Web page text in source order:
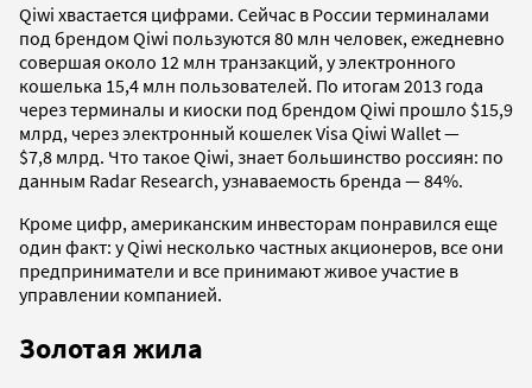
Qiwi хвастается цифрами. Сейчас в России терминалами
под брендом Qiwi пользуются 80 млн человек, ежедневно
совершая около 12 млн транзакций, у электронного
кошелька 15,4 млн пользователей. По итогам 2013 года
через терминалы и киоски под брендом Qiwi прошло $15,9
млрд, через электронный кошелек Visa Qiwi Wallet —
$7,8 млрд. Что такое Qiwi, знает большинство россиян: по
данным Radar Research, узнаваемость бренда — 84%.
Кроме цифр, американским инвесторам понравился еще
один факт: у Qiwi несколько частных акционеров, все они
предприниматели и все принимают живое участие в
управлении компанией.
Золотая жила